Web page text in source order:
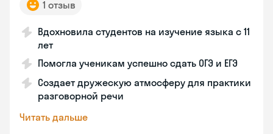
1 отзыв
Вдохновила студентов на изучение языка с 11
лет
Помогла ученикам успешно сдать ОГЭ и ЕГЭ
Создает дружескую атмосферу для практики
разговорной речи
Читать дальше